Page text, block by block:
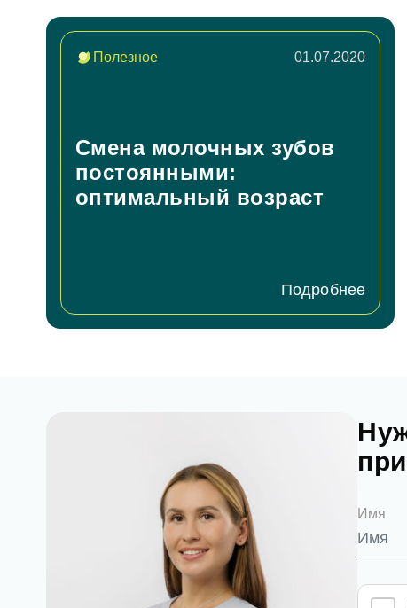
Полезное 01.07.2020
Смена молочных зубов
постоянными:
оптимальный возраст
Подробнее
Имя